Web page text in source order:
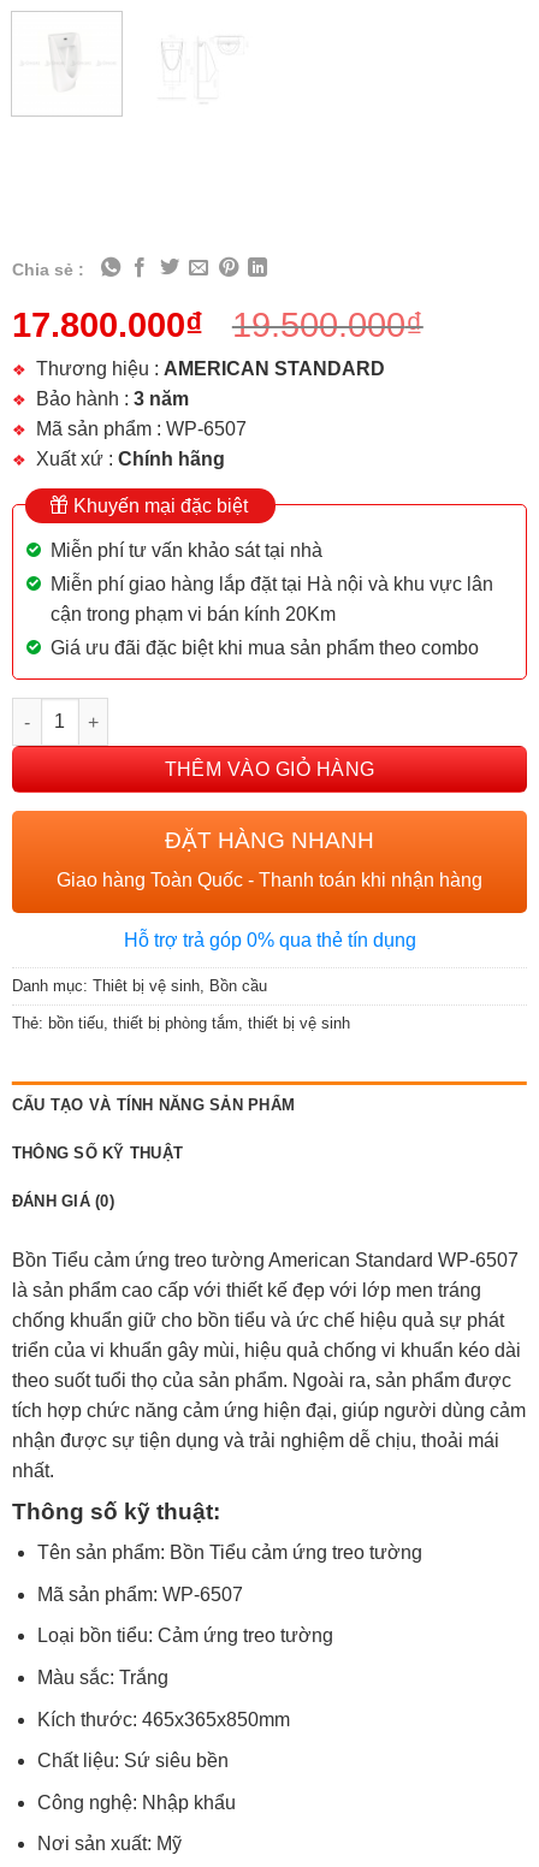
Chia sẻ :
17.800.000₫ 19.500.000₫
Thương hiệu : AMERICAN STANDARD
Bảo hành : 3 năm
Mã sản phẩm : WP-6507
Xuất xứ : Chính hãng
Khuyến mại đặc biệt
Miễn phí tư vấn khảo sát tại nhà
Miễn phí giao hàng lắp đặt tại Hà nội và khu vực lân
cận trong phạm vi bán kính 20Km
Giá ưu đãi đặc biệt khi mua sản phẩm theo combo
BỒN TIỂU NAM CẢM ỨNG AMERICAN STANDARD WP-6507 số
THÊM VÀO GIỎ HÀNG
ĐẶT HÀNG NHANH
Giao hàng Toàn Quốc - Thanh toán khi nhận hàng
Hỗ trợ trả góp 0% qua thẻ tín dụng
Danh mục: Thiêt bị vệ sinh, Bồn cầu
Thẻ: bồn tiếu, thiết bị phòng tắm, thiết bị vệ sinh
CẤU TẠO VÀ TÍNH NĂNG SẢN PHẨM
THÔNG SỐ KỸ THUẬT
ĐÁNH GIÁ (0)
Bồn Tiểu cảm ứng treo tường American Standard WP-6507
là sản phẩm cao cấp với thiết kế đẹp với lớp men tráng
chống khuẩn giữ cho bồn tiểu và ức chế hiệu quả sự phát
triển của vi khuẩn gây mùi, hiệu quả chống vi khuẩn kéo dài
theo suốt tuổi thọ của sản phẩm. Ngoài ra, sản phẩm được
tích hợp chức năng cảm ứng hiện đại, giúp người dùng cảm
nhận được sự tiện dụng và trải nghiệm dễ chịu, thoải mái
nhất.
Thông số kỹ thuật:
Tên sản phẩm: Bồn Tiểu cảm ứng treo tường
Mã sản phẩm: WP-6507
Loại bồn tiểu: Cảm ứng treo tường
Màu sắc: Trắng
Kích thước: 465x365x850mm
Chất liệu: Sứ siêu bền
Công nghệ: Nhập khẩu
Nơi sản xuất: Mỹ